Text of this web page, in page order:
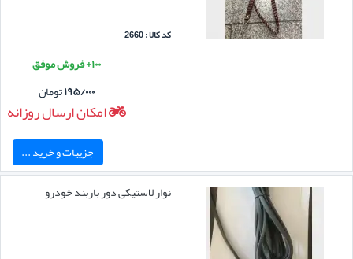
کد کالا : 2660
۱۰۰+ فروش موفق
۱۹۵/۰۰۰تومان
امکان ارسال روزانه
جزییات و خرید ...
نوار لاستیکی دور باربند خودرو